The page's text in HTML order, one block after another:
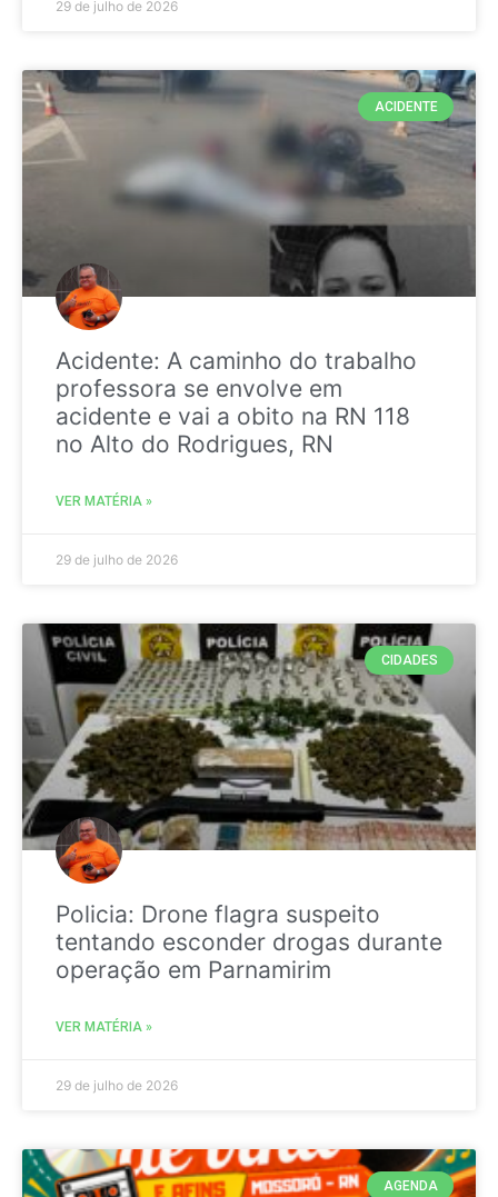
29 de julho de 2026
ACIDENTE
Acidente: A caminho do trabalho
professora se envolve em
acidente e vai a obito na RN 118
no Alto do Rodrigues, RN
VER MATÉRIA »
29 de julho de 2026
CIDADES
Policia: Drone flagra suspeito
tentando esconder drogas durante
operação em Parnamirim
VER MATÉRIA »
29 de julho de 2026
AGENDA